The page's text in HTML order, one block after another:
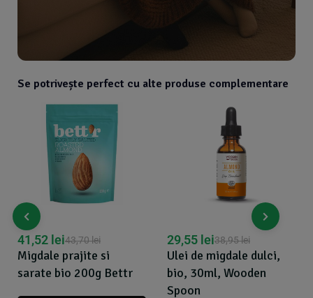
Se potrivește perfect cu alte produse complementare
Migdale prajite si
sarate bio 200g Bettr
43,70lei
41,52 lei
Ulei de migdale dulci,
bio, 30ml, Wooden
Spoon
38,95lei
29,55 lei